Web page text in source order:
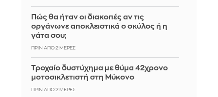
Πώς θα ήταν οι διακοπές αν τις
οργάνωνε αποκλειστικά ο σκύλος ή η
γάτα σου;
ΠΡΙΝ ΑΠΌ 2 ΜΈΡΕΣ
Τροχαίο δυστύχημα με θύμα 42χρονο
μοτοσικλετιστή στη Μύκονο
ΠΡΙΝ ΑΠΌ 2 ΜΈΡΕΣ